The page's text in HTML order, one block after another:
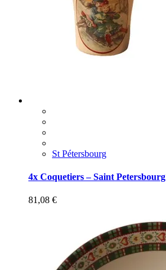
St Pétersbourg
4x Coquetiers – Saint Petersbourg
81,08 €